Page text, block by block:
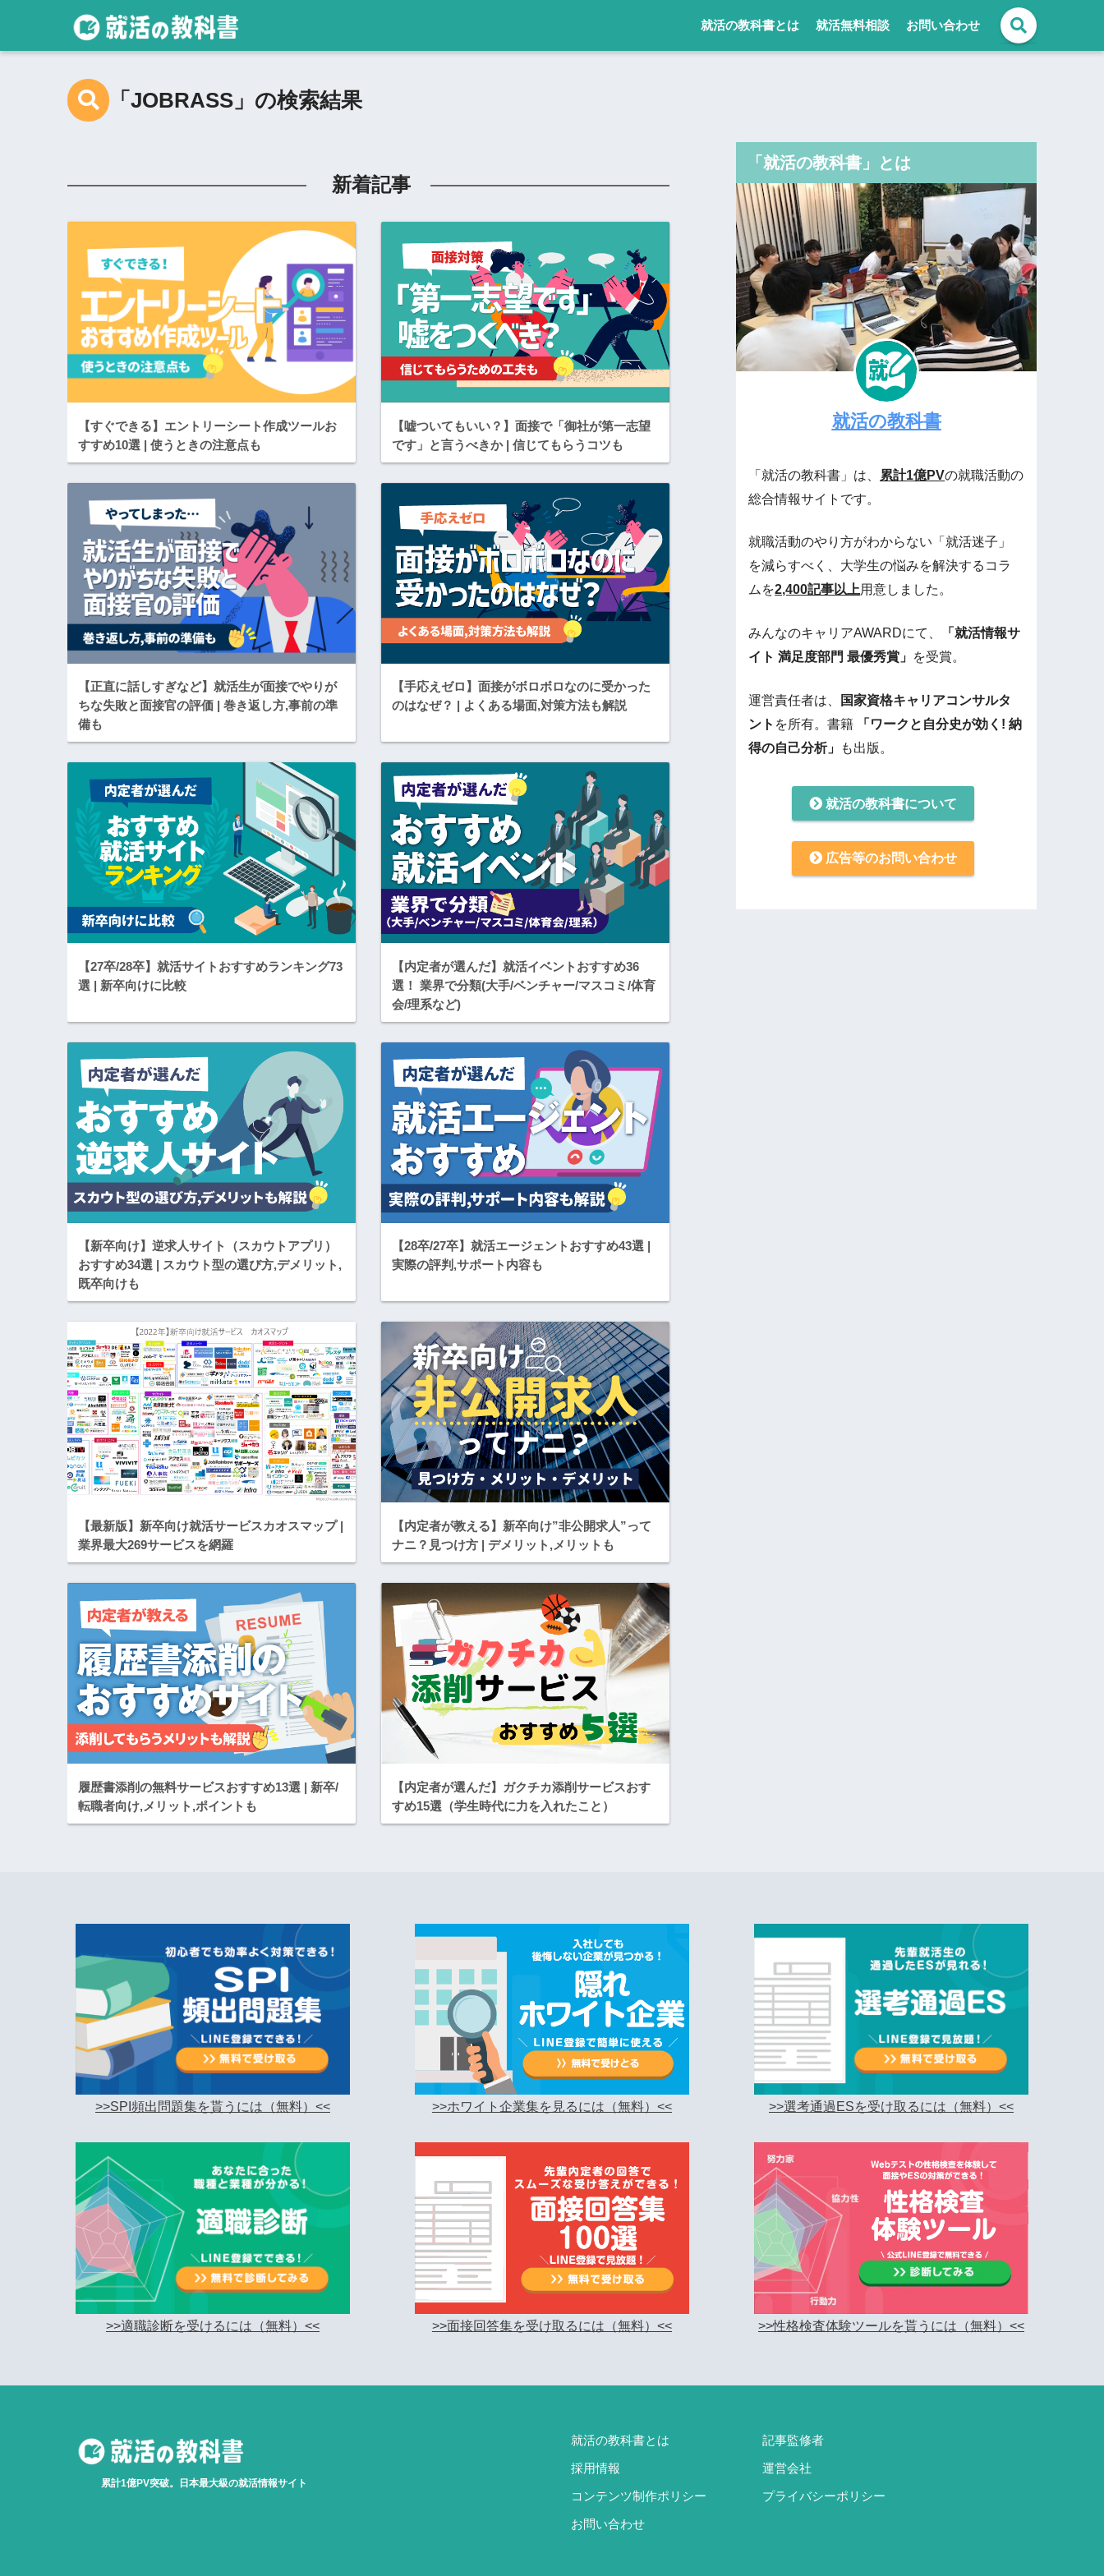
就活の教科書とは 就活無料相談 お問い合わせ
「JOBRASS」の検索結果
新着記事
【すぐできる】エントリーシート作成ツールお
すすめ10選 | 使うときの注意点も
【嘘ついてもいい？】面接で「御社が第一志望
です」と言うべきか | 信じてもらうコツも
【正直に話しすぎなど】就活生が面接でやりが
ちな失敗と面接官の評価 | 巻き返し方,事前の準
備も
【手応えゼロ】面接がボロボロなのに受かった
のはなぜ？ | よくある場面,対策方法も解説
【27卒/28卒】就活サイトおすすめランキング73
選 | 新卒向けに比較
【内定者が選んだ】就活イベントおすすめ36
選！ 業界で分類(大手/ベンチャー/マスコミ/体育
会/理系など)
【新卒向け】逆求人サイト（スカウトアプリ）
おすすめ34選 | スカウト型の選び方,デメリット,
既卒向けも
【28卒/27卒】就活エージェントおすすめ43選 |
実際の評判,サポート内容も
【最新版】新卒向け就活サービスカオスマップ |
業界最大269サービスを網羅
【内定者が教える】新卒向け”非公開求人”って
ナニ？見つけ方 | デメリット,メリットも
履歴書添削の無料サービスおすすめ13選 | 新卒/
転職者向け,メリット,ポイントも
【内定者が選んだ】ガクチカ添削サービスおす
すめ15選（学生時代に力を入れたこと）
「就活の教科書」とは
就活の教科書
「就活の教科書」は、 累計1億PVの就職活動の
総合情報サイトです。
就職活動のやり方がわからない「就活迷子」
を減らすべく、大学生の悩みを解決するコラ
ムを2,400記事以上用意しました。
みんなのキャリアAWARDにて、
「就活情報サ
イト 満足度部門 最優秀賞」 を受賞。
運営責任者は、
国家資格キャリアコンサルタ
ント を所有。書籍 「ワークと自分史が効く! 納
得の自己分析」
も出版。
就活の教科書について
広告等のお問い合わせ
>>SPI頻出問題集を貰うには（無料）<<
>>適職診断を受けるには（無料）<<
>>ホワイト企業集を見るには（無料）<<
>>面接回答集を受け取るには（無料）<<
>>選考通過ESを受け取るには（無料）<<
>>性格検査体験ツールを貰うには（無料）<<
累計1億PV突破。日本最大級の就活情報サイト
就活の教科書とは 記事監修者
採用情報 運営会社
コンテンツ制作ポリシー プライバシーポリシー
お問い合わせ